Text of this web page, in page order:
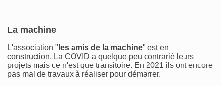
La machine
L'association " les amis de la machine" est en
construction. La COVID a quelque peu contrarié leurs
projets mais ce n'est que transitoire. En 2021 ils ont encore
pas mal de travaux à réaliser pour démarrer.